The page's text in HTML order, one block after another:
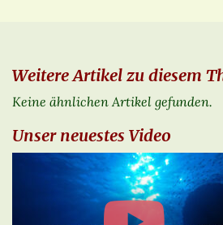
Weitere Artikel zu diesem
Keine ähnlichen Artikel gefunden.
Unser neuestes Video